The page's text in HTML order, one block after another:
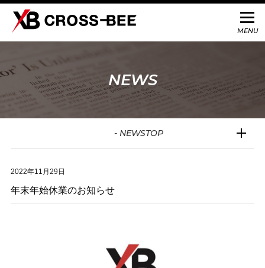
NEWS
2022年11月29日
年末年始休業のお知らせ
- NEWSTOP